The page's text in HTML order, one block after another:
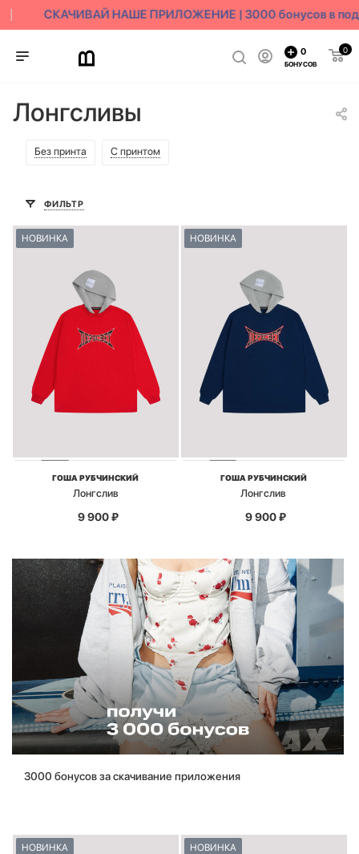
СКАЧИВАЙ НАШЕ ПРИЛОЖЕНИЕ | 3000 бонусов в
0
0
БОНУСОВ
Лонгсливы
Без принта С принтом
ФИЛЬТР
НОВИНКА
ГОША РУБЧИНСКИЙ
Лонгслив
9 900₽
НОВИНКА
ГОША РУБЧИНСКИЙ
Лонгслив
9 900₽
3000 бонусов за скачивание приложения
НОВИНКА НОВИНКА